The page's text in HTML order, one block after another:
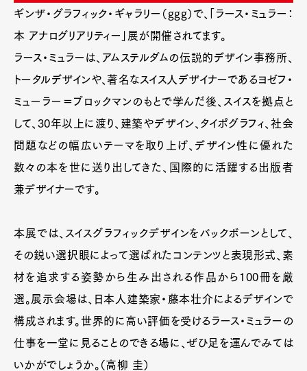
ギンザ・グラフィック・ギャラリー（ggg）で、「ラース・ミュラー：
本 アナログリアリティー」展が開催されてます。
ラース・ミュラーは、アムステルダムの伝説的デザイン事務所、
トータルデザインや、著名なスイス人デザイナーであるヨゼフ・
ミューラー＝ブロックマンのもとで学んだ後、スイスを拠点と
して、30年以上に渡り、建築やデザイン、タイポグラフィ、社会
問題などの幅広いテーマを取り上げ、デザイン性に優れた
数々の本を世に送り出してきた、国際的に活躍する出版者
兼デザイナーです。
本展では、スイスグラフィックデザインをバックボーンとして、
その鋭い選択眼によって選ばれたコンテンツと表現形式、素
材を追求する姿勢から生み出される作品から100冊を厳
選。展示会場は、日本人建築家・藤本壮介によるデザインで
構成されます。世界的に高い評価を受けるラース・ミュラーの
仕事を一堂に見ることのできる場に、ぜひ足を運んでみては
いかがでしょうか。（高柳 圭）